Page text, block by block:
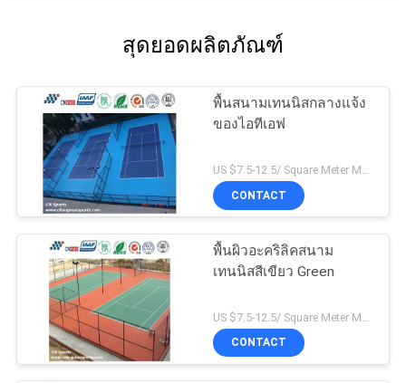
สุดยอดผลิตภัณฑ์
พื้นสนามเทนนิสกลางแจ้ง
ของไอทีเอฟ
CONTACT
พื้นผิวอะคริลิคสนาม
เทนนิสสีเขียว Green
CONTACT